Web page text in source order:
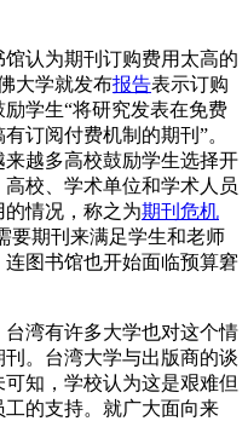
认为期刊订购费用太高的
大学就发布报告表示订购
学生“将研究发表在免费
订阅付费机制的期刊”。
越多高校鼓励学生选择开
校、学术单位和学术人员
情况，称之为期刊危机
要期刊来满足学生和老师
图书馆也开始面临预算窘
湾有许多大学也对这个情
。台湾大学与出版商的谈
知，学校认为这是艰难但
的支持。就广大面向来